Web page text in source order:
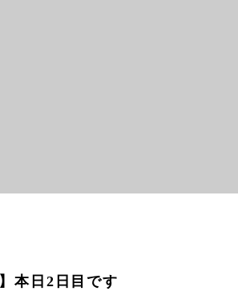
本日2日目です